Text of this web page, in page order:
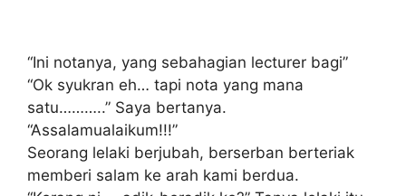
“Ini notanya, yang sebahagian lecturer bagi”
“Ok syukran eh… tapi nota yang mana
satu………..” Saya bertanya.
“Assalamualaikum!!!”
Seorang lelaki berjubah, berserban berteriak
memberi salam ke arah kami berdua.